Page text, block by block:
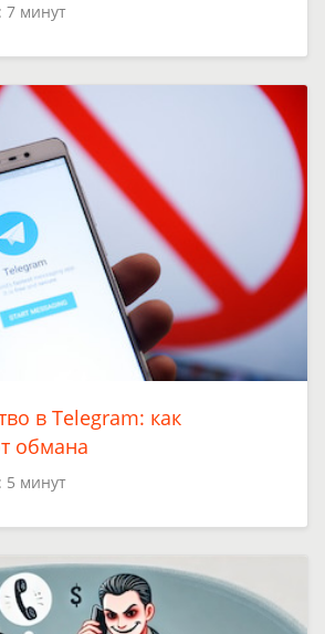
7 минут
в Telegram: как
обмана
5 минут